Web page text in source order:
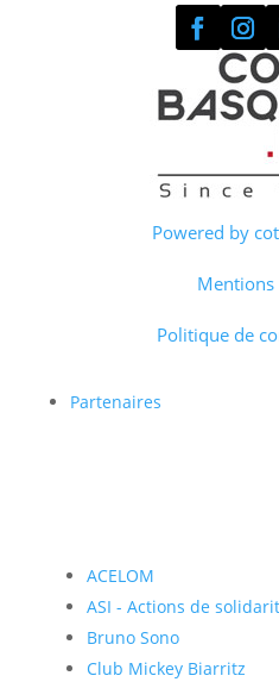
Powered by
Mentions
Politique de
Partenaires
ACELOM
ASI - Actions de
Bruno Sono
Club Mickey Biarritz